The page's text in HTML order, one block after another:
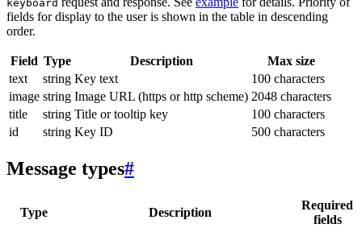
keyboard
fields for display to the user is shown in the table in descending
order.
Field Type Description
Max size
text
string Key text
100 characters
image string Image URL (https or http scheme) 2048 characters
title
string Title or tooltip key
100 characters
id
string Key ID 500 characters
Message types#
Type Description
Required
fields